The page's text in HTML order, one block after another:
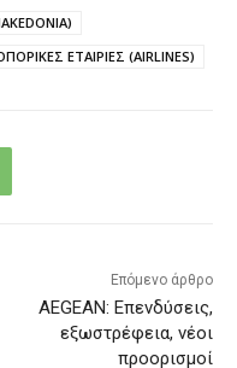
ΕΤΑΙΡΙΕΣ (AIRLINES)
Επόμενο άρθρο
AEGEAN: Επενδύσεις,
εξωστρέφεια, νέοι
προορισμοί